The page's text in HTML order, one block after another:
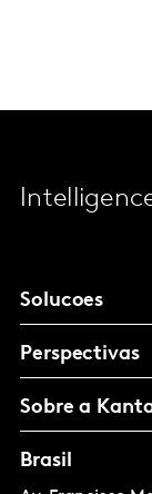
Solucoes
Perspectivas
Sobre a
Brasil